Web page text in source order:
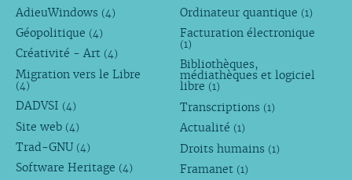
AdieuWindows (4)
Géopolitique (4)
Créativité - Art (4)
Migration vers le Libre
(4)
DADVSI (4)
Site web (4)
Trad-GNU (4)
Software Heritage (4)
Ordinateur quantique (1)
Facturation électronique
(1)
Bibliothèques,
médiathèques et logiciel
libre (1)
Transcriptions (1)
Actualité (1)
Droits humains (1)
Framanet (1)